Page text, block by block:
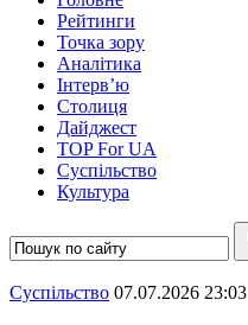
Рейтинги
Точка зору
Аналітика
Інтерв’ю
Столиця
Дайджест
TOP For UA
Суспiльство
Культура
Суспiльство 07.07.2026 23:03